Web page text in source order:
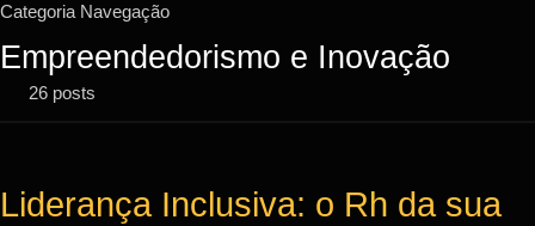
Categoria Navegação
Empreendedorismo e Inovação
26 posts
Liderança Inclusiva: o Rh da sua